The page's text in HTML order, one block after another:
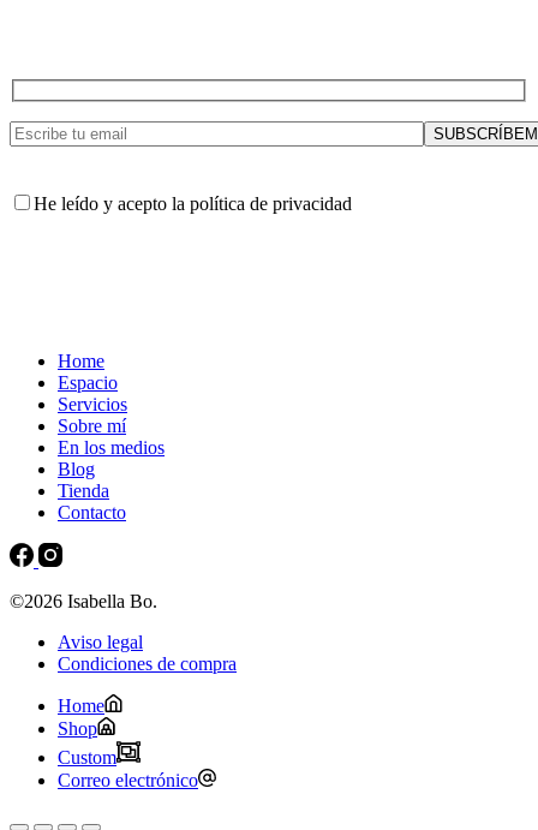
He leído y acepto la política de privacidad
Home
Espacio
Servicios
Sobre mí
En los medios
Blog
Tienda
Contacto
©2026 Isabella Bo.
Aviso legal
Condiciones de compra
Home
Shop
Custom
Correo electrónico